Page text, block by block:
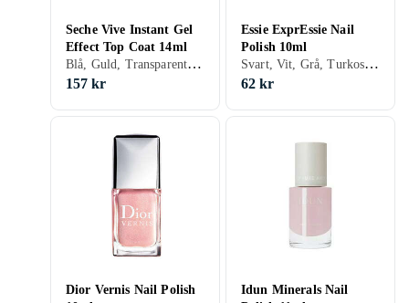
Seche Vive Instant Gel
Effect Top Coat 14ml
Blå, Guld, Transparent, Lila, Matt, Gel, Nagelförstärkare, Snabbtorkning
157 kr
Essie ExprEssie Nail
Polish 10ml
Svart, Vit, Grå, Turkos, Brun, Blå, Röd, Gul, Orange, Transparent, Grön, Beige, Rosa, Lila, Gel, Holografiskt, Nagellack, Nagelförstärkare, Torra droppar/spray, Snabbtorkning
62 kr
Dior Vernis Nail Polish
Idun Minerals Nail